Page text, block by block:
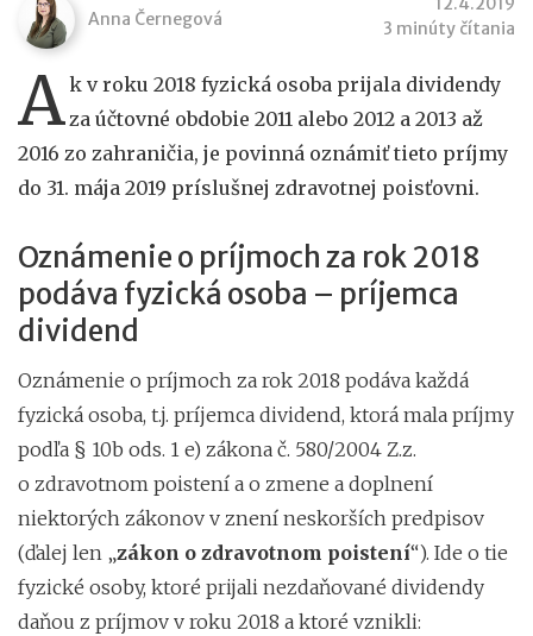
Anna Černegová
3 minúty čítania
Ak v roku 2018 fyzická osoba prijala dividendy
za účtovné obdobie 2011 alebo 2012 a 2013 až
2016 zo zahraničia, je povinná oznámiť tieto príjmy
do 31. mája 2019 príslušnej zdravotnej poisťovni.
Oznámenie o príjmoch za rok 2018
podáva fyzická osoba – príjemca
dividend
Oznámenie o príjmoch za rok 2018 podáva každá
fyzická osoba, t.j. príjemca dividend, ktorá mala príjmy
podľa § 10b ods. 1 e) zákona č. 580/2004 Z.z.
o zdravotnom poistení a o zmene a doplnení
niektorých zákonov v znení neskorších predpisov
(ďalej len „zákon o zdravotnom poistení“). Ide o tie
fyzické osoby, ktoré prijali nezdaňované dividendy
daňou z príjmov v roku 2018 a ktoré vznikli: